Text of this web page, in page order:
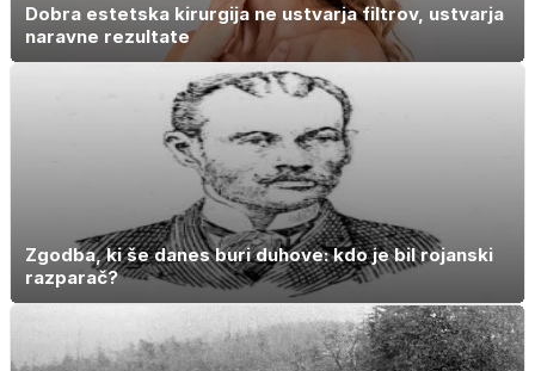
Dobra estetska kirurgija ne ustvarja filtrov, ustvarja
naravne rezultate
Zgodba, ki še danes buri duhove: kdo je bil rojanski
razparač?